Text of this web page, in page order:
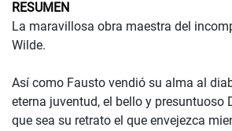
RESUMEN
La maravillosa obra maestra del
Wilde.
Así como Fausto vendió su alma al
eterna juventud, el bello y presuntuoso
que sea su retrato el que envejezca